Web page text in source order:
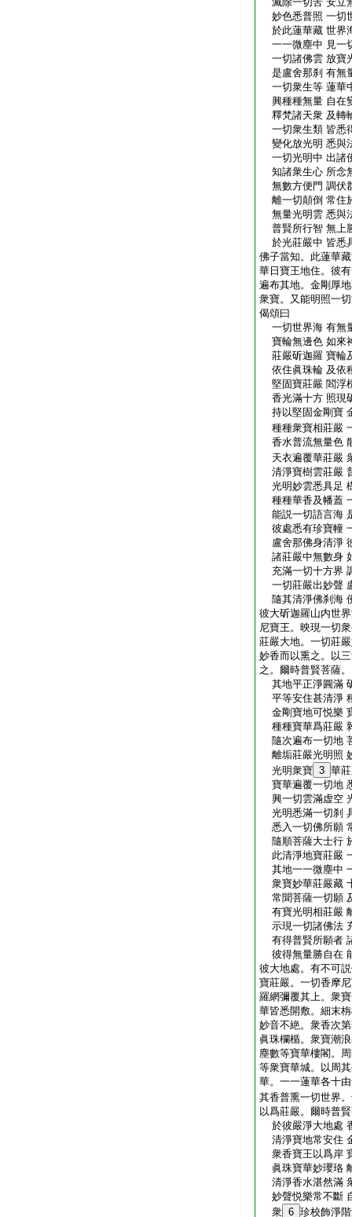
妙色悉普照 一切
於此蓮華藏 世界
一一微塵中 見一
一切諸佛雲 放寶
是盧舍那刹 有無
一切衆生等 蓮華
興種種無量 自在
釋梵諸天衆 及轉
一切衆生類 皆悉
變化放光明 悉與
一切光明中 出諸
知諸衆生心 所念
無數方便門 調伏
離一切顛倒 常住
無量光明雲 悉與
普賢所行智 無上
於光莊嚴中 皆悉
佛子當知。此蓮華
華日寶王地住。彼
遍布其地。金剛厚
衆寶。又能明照一
偈頌曰
一切世界海 有無
寶輪無邊色 如來
莊嚴斫迦羅 寶輪
依住眞珠輪 及依
堅固寶莊嚴 閻浮
香光滿十方 照現
持以堅固金剛寶
種種衆寶相莊嚴
香水普流無量色
天衣遍覆華莊嚴
清淨寶樹雲莊嚴
光明妙雲悉具足
種種華香及幡蓋
能説一切語言海
彼處悉有珍寶幢
盧舍那佛身清淨
諸莊嚴中無數身
充滿一切十方界
一切莊嚴出妙聲
隨其清淨佛刹海
彼大斫迦羅山内世
尼寶王。映現一切
莊嚴大地。一切莊
妙香而以熏之。以
之。爾時普賢菩薩
其地平正淨圓滿
平等安住甚清淨
金剛寶地可悦樂
種種寶華爲莊嚴
隨次遍布一切地
離垢莊嚴光明照
光明衆寶 3 華
寶華遍覆一切地
興一切雲滿虚空
光明悉滿一切刹
悉入一切佛所願
隨順菩薩大士行
此清淨地寶莊嚴
其地一一微塵中
衆寶妙華莊嚴藏
常聞菩薩一切願
有寶光明相莊嚴
示現一切諸佛法
有得普賢所願者
彼得無量勝自在
彼大地處。有不可
寶莊嚴。一切香摩
羅網彌覆其上。衆
華皆悉開敷。細末
妙音不絶。衆香次
眞珠欄楯。衆寶潮
塵數等寶華樓閣。
等衆寶華城。以周
華。一一蓮華各十
其香普熏一切世界
以爲莊嚴。爾時普
於彼嚴淨大地處
清淨寶地常安住
衆香寶王以爲岸
眞珠寶華妙瓔珞
清淨香水湛然滿
妙聲悦樂常不斷
衆 6 珍校飾淨